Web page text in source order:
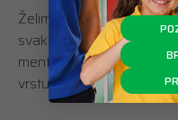
Želimo da naši učenici
svaki učenik
mentora, profesora koji
vrstu pomoći i podrške